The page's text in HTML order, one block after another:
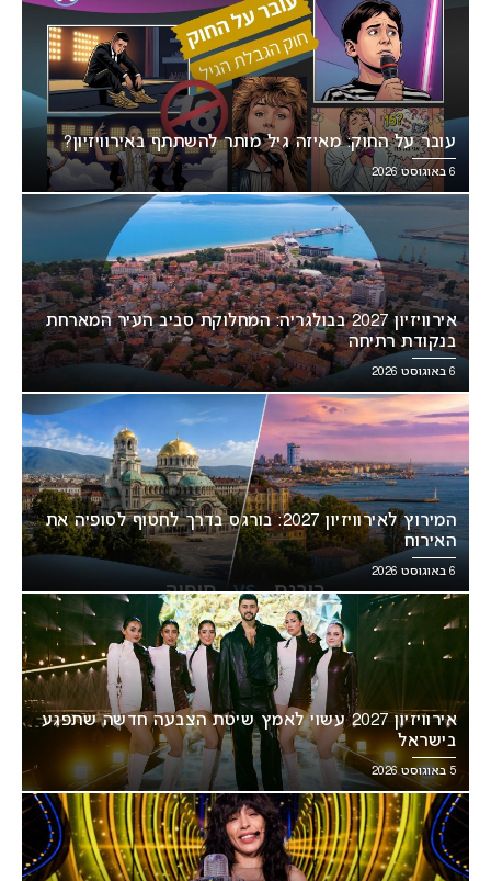
עובר על החוק: מאיזה גיל מותר להשתתף באירוויזיון?
6 באוגוסט 2026
אירוויזיון 2027 בבולגריה: המחלוקת סביב העיר המארחת
בנקודת רתיחה
6 באוגוסט 2026
המירוץ לאירוויזיון 2027: בורגס בדרך לחטוף לסופיה את
האירוח
6 באוגוסט 2026
אירוויזיון 2027 עשוי לאמץ שיטת הצבעה חדשה שתפגע
בישראל
5 באוגוסט 2026